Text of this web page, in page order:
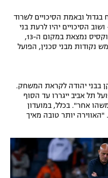
ובאמת הסיכויים לשרוד
הסיכויים יהיו לרעת בני
יהודה. כרגע, הקבוצה של יוסי אבוקסיס נמצאת במקום ה-13,
מבני סכנין, הפועל
בבני יהודה לקראת המשחק.
תל אביב ייגררו עד הסוף
אחר". בכלל, במועדון
"האווירה יותר טובה מאיך